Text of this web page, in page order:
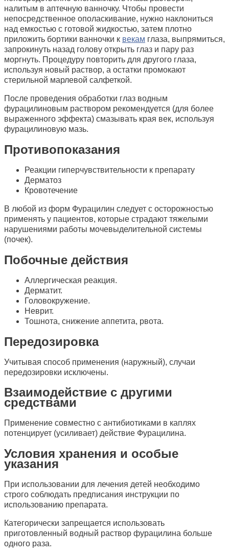
налитым в аптечную ванночку. Чтобы провести
непосредственное ополаскивание, нужно наклониться
над емкостью с готовой жидкостью, затем плотно
приложить бортики ванночки к векам глаза, выпрямиться,
запрокинуть назад голову открыть глаз и пару раз
моргнуть. Процедуру повторить для другого глаза,
используя новый раствор, а остатки промокают
стерильной марлевой салфеткой.
После проведения обработки глаз водным
фурацилиновым раствором рекомендуется (для более
выраженного эффекта) смазывать края век, используя
фурацилиновую мазь.
Противопоказания
Реакции гиперчувствительности к препарату
Дерматоз
Кровотечение
В любой из форм Фурацилин следует с осторожностью
применять у пациентов, которые страдают тяжелыми
нарушениями работы мочевыделительной системы
(почек).
Побочные действия
Аллергическая реакция.
Дерматит.
Головокружение.
Неврит.
Тошнота, снижение аппетита, рвота.
Передозировка
Учитывая способ применения (наружный), случаи
передозировки исключены.
Взаимодействие с другими
средствами
Применение совместно с антибиотиками в каплях
потенцирует (усиливает) действие Фурацилина.
Условия хранения и особые
указания
При использовании для лечения детей необходимо
строго соблюдать предписания инструкции по
использованию препарата.
Категорически запрещается использовать
приготовленный водный раствор фурацилина больше
одного раза.